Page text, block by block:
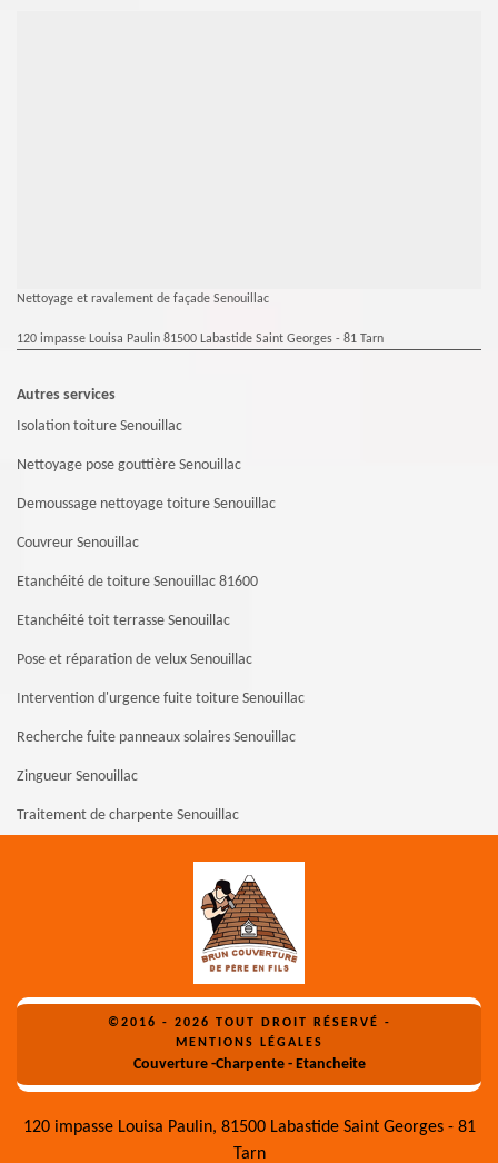
Nettoyage et ravalement de façade Senouillac
120 impasse Louisa Paulin 81500 Labastide Saint Georges - 81 Tarn
Autres services
Isolation toiture Senouillac
Nettoyage pose gouttière Senouillac
Demoussage nettoyage toiture Senouillac
Couvreur Senouillac
Etanchéité de toiture Senouillac 81600
Etanchéité toit terrasse Senouillac
Pose et réparation de velux Senouillac
Intervention d'urgence fuite toiture Senouillac
Recherche fuite panneaux solaires Senouillac
Zingueur Senouillac
Traitement de charpente Senouillac
©2016 - 2026 TOUT DROIT RÉSERVÉ -
MENTIONS LÉGALES
Couverture -Charpente - Etancheite
120 impasse Louisa Paulin, 81500 Labastide Saint Georges - 81
Tarn